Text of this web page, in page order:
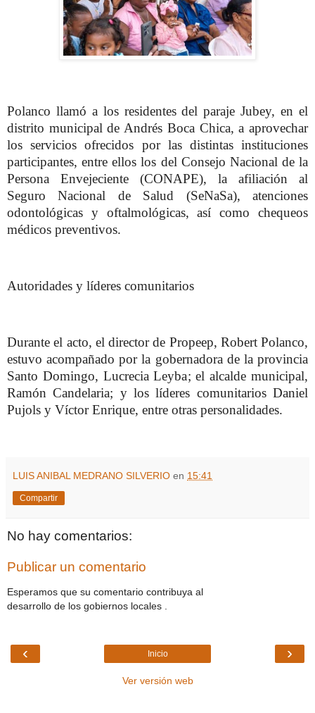
Polanco llamó a los residentes del paraje Jubey, en el
distrito municipal de Andrés Boca Chica, a aprovechar
los servicios ofrecidos por las distintas instituciones
participantes, entre ellos los del Consejo Nacional de la
Persona Envejeciente (CONAPE), la afiliación al
Seguro Nacional de Salud (SeNaSa), atenciones
odontológicas y oftalmológicas, así como chequeos
médicos preventivos.
Autoridades y líderes comunitarios
Durante el acto, el director de Propeep, Robert Polanco,
estuvo acompañado por la gobernadora de la provincia
Santo Domingo, Lucrecia Leyba; el alcalde municipal,
Ramón Candelaria; y los líderes comunitarios Daniel
Pujols y Víctor Enrique, entre otras personalidades.
LUIS ANIBAL MEDRANO SILVERIO en 15:41
Compartir
No hay comentarios:
Publicar un comentario
Esperamos que su comentario contribuya al
desarrollo de los gobiernos locales .
‹ ›
Inicio
Ver versión web